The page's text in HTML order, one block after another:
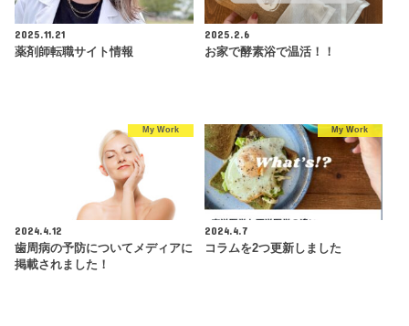
2025.11.21
薬剤師転職サイト情報
2025.2.6
お家で酵素浴で温活！！
My Work
2024.4.12
歯周病の予防についてメディアに
掲載されました！
My Work
2024.4.7
コラムを2つ更新しました